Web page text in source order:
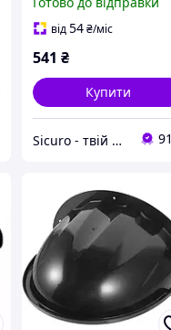
від54₴/міс
541 ₴
Купити
Sicuro - твій всесвіт комфорту та безпеки